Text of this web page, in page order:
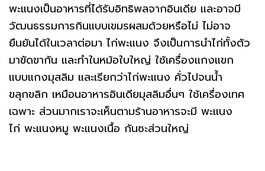
พะแนงเป็นอาหารที่ได้รับอิทธิพลจากอินเดีย และอาจมี
วัฒนธรรมการกินแบบเขมรผสมด้วยหรือไม่ ไม่อาจ
ยืนยันได้ในเวลาต่อมา ไก่พะแนง จึงเป็นการนำไก่ทั้งตัว
มาขัดขากัน และทำในหม้อใบใหญ่ ใช้เครื่องแกงแขก
แบบแกงมุสลิม และเรียกว่าไก่พะแนง คั่วไปจนน้ำ
ขลุกขลิก เหมือนอาหารอินเดียมุสลิมอื่นๆ ใช้เครื่องเทศ
เฉพาะ ส่วนมากเราจะเห็นตามร้านอาหารจะมี พะแนง
ไก่ พะแนงหมู พะแนงเนื้อ กันซะส่วนใหญ่